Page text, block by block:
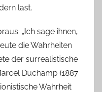
last.
„Ich sage ihnen,
die Wahrheiten
der surrealistische
Duchamp (1887
Wahrheit